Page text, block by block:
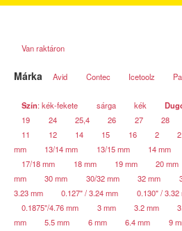
Van raktáron
Márka Avid Contec Icetoolz
Szín: kék-fekete sárga kék
19
24 25,4 26 27 28
11
12 14 15 16 2
mm
13/14 mm 13/15 mm 14 mm
17/18 mm
18 mm 19 mm 20 mm
mm
30 mm 30/32 mm 32 mm
3.23 mm
0.127" / 3.24 mm 0.130" / 3.32
0.1875"/4.76 mm
3 mm 3.2 mm
mm
5.5 mm 6 mm 6.4 mm 9